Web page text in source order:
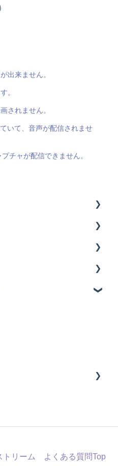
出来ません。
。
されません。
いて、音声が配信されませ
チャが配信できません。
トリーム よくある質問Top